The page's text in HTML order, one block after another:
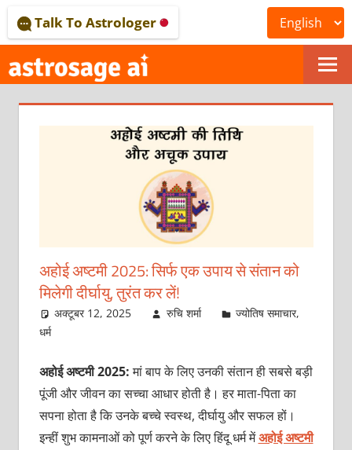
to
content
ONLINE
ASTROLOGICAL
JOURNAL
–
ASTROSAGE
MAGAZINE
Talk To Astrologer
अहोई अष्टमी 2025: सिर्फ एक उपाय से संतान को
मिलेगी दीर्घायु, तुरंत कर लें!
अक्टूबर 12, 2025 रुचि शर्मा ज्योतिष समाचार,
धर्म
अहोई अष्टमी 2025:मां बाप के लिए उनकी संतान ही सबसे बड़ी
पूंजी और जीवन का सच्चा आधार होती है। हर माता-पिता का
सपना होता है कि उनके बच्चे स्वस्थ, दीर्घायु और सफल हों।
इन्हीं शुभ कामनाओं को पूर्ण करने के लिए हिंदू धर्म मेंअहोई अष्टमी